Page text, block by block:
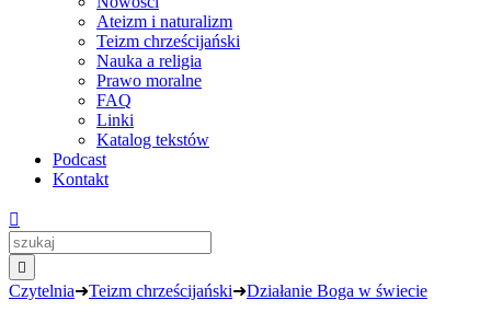
Ateizm i naturalizm
Teizm chrześcijański
Nauka a religia
Prawo moralne
FAQ
Linki
Katalog tekstów
Podcast
Kontakt


Czytelnia➜Teizm chrześcijański➜Działanie Boga w świecie